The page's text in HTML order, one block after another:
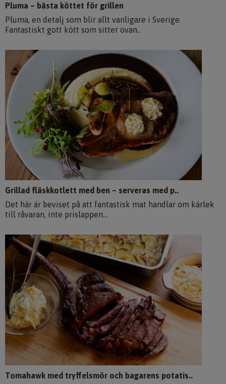
Pluma – bästa köttet för grillen
Pluma, en detalj som blir allt vanligare i Sverige.
Fantastiskt gott kött som sitter ovan..
Grillad fläskkotlett med ben – serveras med p..
Det här är beviset på att fantastisk mat handlar om kärlek
till råvaran, inte prislappen...
Tomahawk med tryffelsmör och bagarens potatis..